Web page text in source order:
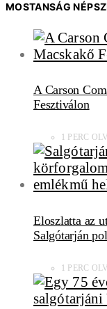
MOSTANSÁG
A Carson
Fesztiválon
1 PERC
Eloszlatta az
Salgótarján
1 PERC